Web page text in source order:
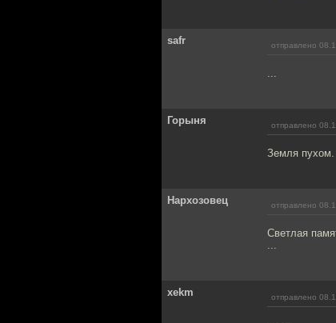
safr отправлено
...
Горыня отправлено
Земля пухом.
Нархозовец отправлено
Светлая
...
xekm отправлено